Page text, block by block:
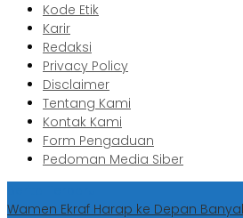
Kode Etik
Karir
Redaksi
Privacy Policy
Disclaimer
Tentang Kami
Kontak Kami
Form Pengaduan
Pedoman Media Siber
Wamen Ekraf Harap ke Depan